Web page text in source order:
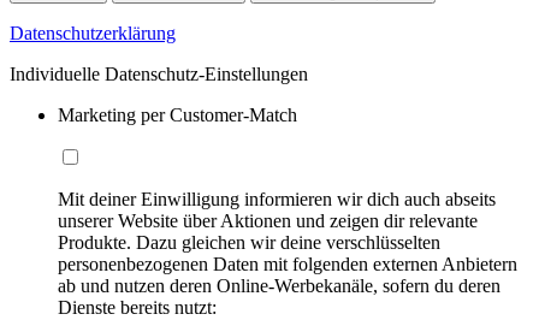
Datenschutzerklärung
Individuelle Datenschutz-Einstellungen
Marketing per Customer-Match
Mit deiner Einwilligung informieren wir dich auch abseits
unserer Website über Aktionen und zeigen dir relevante
Produkte. Dazu gleichen wir deine verschlüsselten
personenbezogenen Daten mit folgenden externen Anbietern
ab und nutzen deren Online-Werbekanäle, sofern du deren
Dienste bereits nutzt: